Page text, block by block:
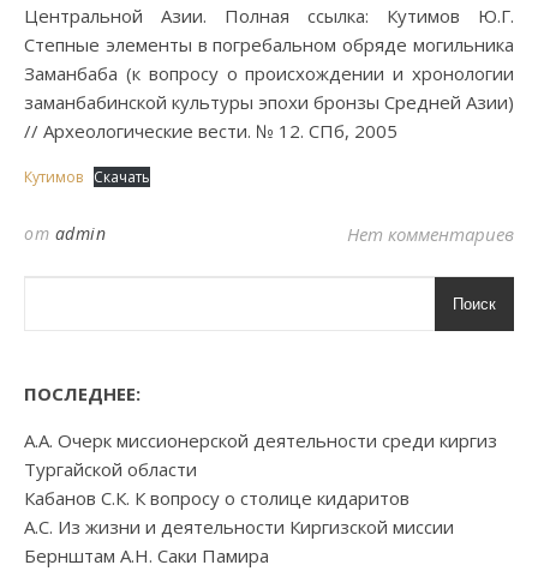
Центральной Азии. Полная ссылка: Кутимов Ю.Г.
Степные элементы в погребальном обряде могильника
Заманбаба (к вопросу о происхождении и хронологии
заманбабинской культуры эпохи бронзы Средней Азии)
// Археологические вести. № 12. СПб, 2005
Кутимов Скачать
от admin Нет комментариев
Поиск
ПОСЛЕДНЕЕ:
А.А. Очерк миссионерской деятельности среди киргиз
Тургайской области
Кабанов С.К. К вопросу о столице кидаритов
А.С. Из жизни и деятельности Киргизской миссии
Бернштам А.Н. Саки Памира